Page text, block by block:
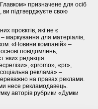
призначене для осіб
підтверджуєте свою
проєктів, які не є
маркування для матеріалів,
«Новини компаній» –
повідомлень,
яких редакція
«promo», «pr»,
реклама» –
на правах реклами.
несе рекламодавець.
авторів рубрики «Думки